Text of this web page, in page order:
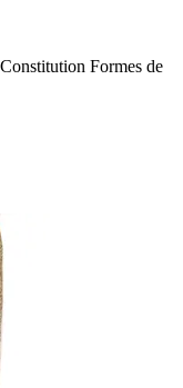
Constitution Formes de